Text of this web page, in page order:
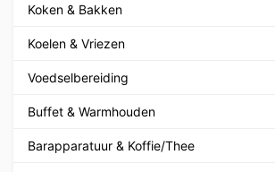
Koken & Bakken
Koelen & Vriezen
Voedselbereiding
Buffet & Warmhouden
Barapparatuur & Koffie/Thee